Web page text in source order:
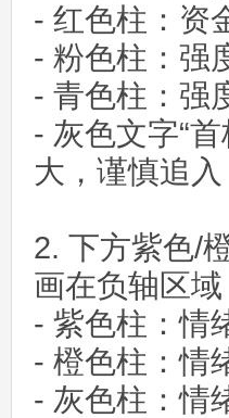
- 红色柱：资
- 粉色柱：强
- 青色柱：强
- 灰色文字“
大，谨慎追入
2. 下方紫色/
画在负轴区
- 紫色柱：情
- 橙色柱：情
- 灰色柱：情